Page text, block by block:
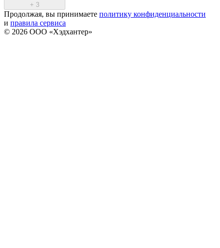
+ 3
Продолжая, вы принимаете политику конфиденциальности
и правила сервиса
© 2026 ООО «Хэдхантер»